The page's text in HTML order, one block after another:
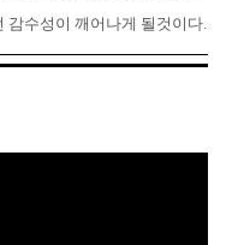
감수성이 깨어나게 될것이다.